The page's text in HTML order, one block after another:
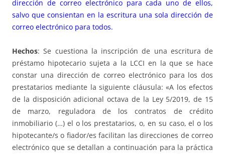
dirección de correo electrónico para cada uno de ellos,
salvo que consientan en la escritura una sola dirección de
correo electrónico para todos.
Hechos: Se cuestiona la inscripción de una escritura de
préstamo hipotecario sujeta a la LCCI en la que se hace
constar una dirección de correo electrónico para los dos
prestatarios mediante la siguiente cláusula: «A los efectos
de la disposición adicional octava de la Ley 5/2019, de 15
de marzo, reguladora de los contratos de crédito
inmobiliario (…) el o los prestatarios, o, en su caso, el o los
hipotecante/s o fiador/es facilitan las direcciones de correo
electrónico que se detallan a continuación para la práctica